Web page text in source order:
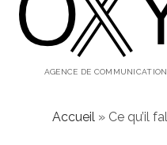
le
blog
AGENCE DE
Accueil » Ce qu’il